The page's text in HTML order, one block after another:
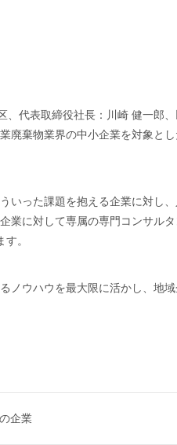
、代表取締役社長：川崎 健一郎、
廃棄物業界の中小企業を対象とし
いった課題を抱える企業に対し、
業に対して専属の専門コンサルタ
。
ノウハウを最大限に活かし、地域
企業